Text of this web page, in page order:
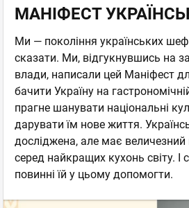
МАНІФЕСТ
Ми — покоління українських
сказати. Ми, відгукнувшись на
влади, написали цей Маніфест
бачити Україну на
прагне шанувати національні
дарувати їм нове життя.
досліджена, але має величезний
серед найкращих кухонь світу.
повинні їй у цьому допомогти.